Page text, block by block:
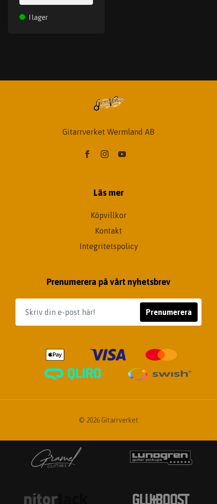
I lager
Gitarrverket Wermland AB
Läs mer
Köpvillkor
Kontakt
Integritetspolicy
Prenumerera på vårt nyhetsbrev
Prenumerera
© 2026 Gitarrverket